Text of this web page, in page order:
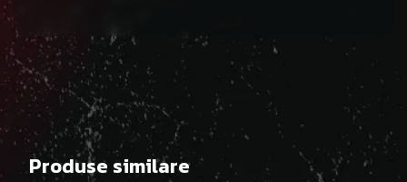
Produse similare